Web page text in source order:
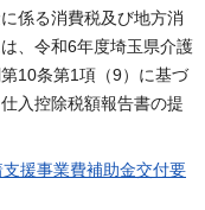
係る消費税及び地方消
、令和6年度埼玉県介護
10条第1項（9）に基づ
入控除税額報告書の提
援事業費補助金交付要